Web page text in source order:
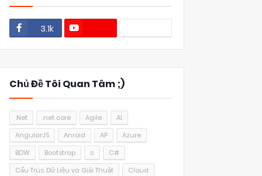
3.1k
Chủ Đề Tôi Quan Tâm ;)
.Net .net core Agile
AI
AngularJS
Anroid AP
Azure
BDW
Bootstrap c
C#
Cấu Trúc Dữ Liệu và Giải Thuật
Cloud